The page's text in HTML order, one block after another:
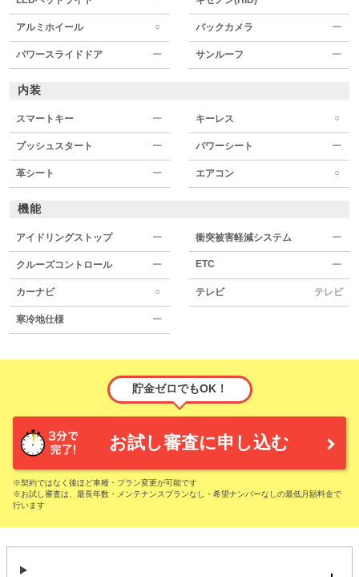
アルミホイール ○ バックカメラ ー
パワースライドドア ー サンルーフ ー
内装
スマートキー ー キーレス ○
プッシュスタート ー パワーシート ー
革シート ー エアコン ○
機能
アイドリングストップ ー 衝突被害軽減システム ー
クルーズコントロール ー ETC ー
カーナビ ○ テレビ テレビ
寒冷地仕様 ー
貯金ゼロでもOK！
お試し審査に申し込む
※契約ではなく後ほど車種・プラン変更が可能です
※お試し審査は、最長年数・メンテナンスプランなし・希望ナンバーなしの最低月額料金で
行います